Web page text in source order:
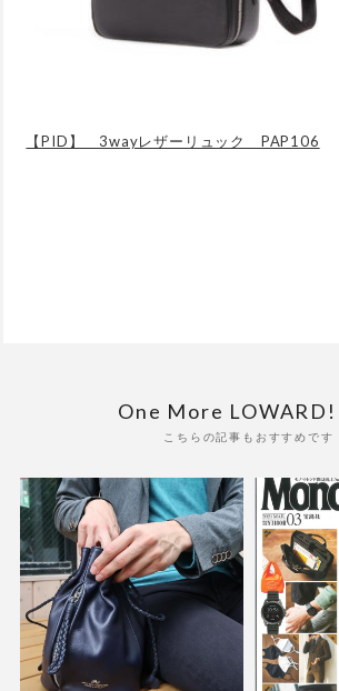
【PID】 3wayレザーリュック PAP106
One More LOWARD!
こちらの記事もおすすめです